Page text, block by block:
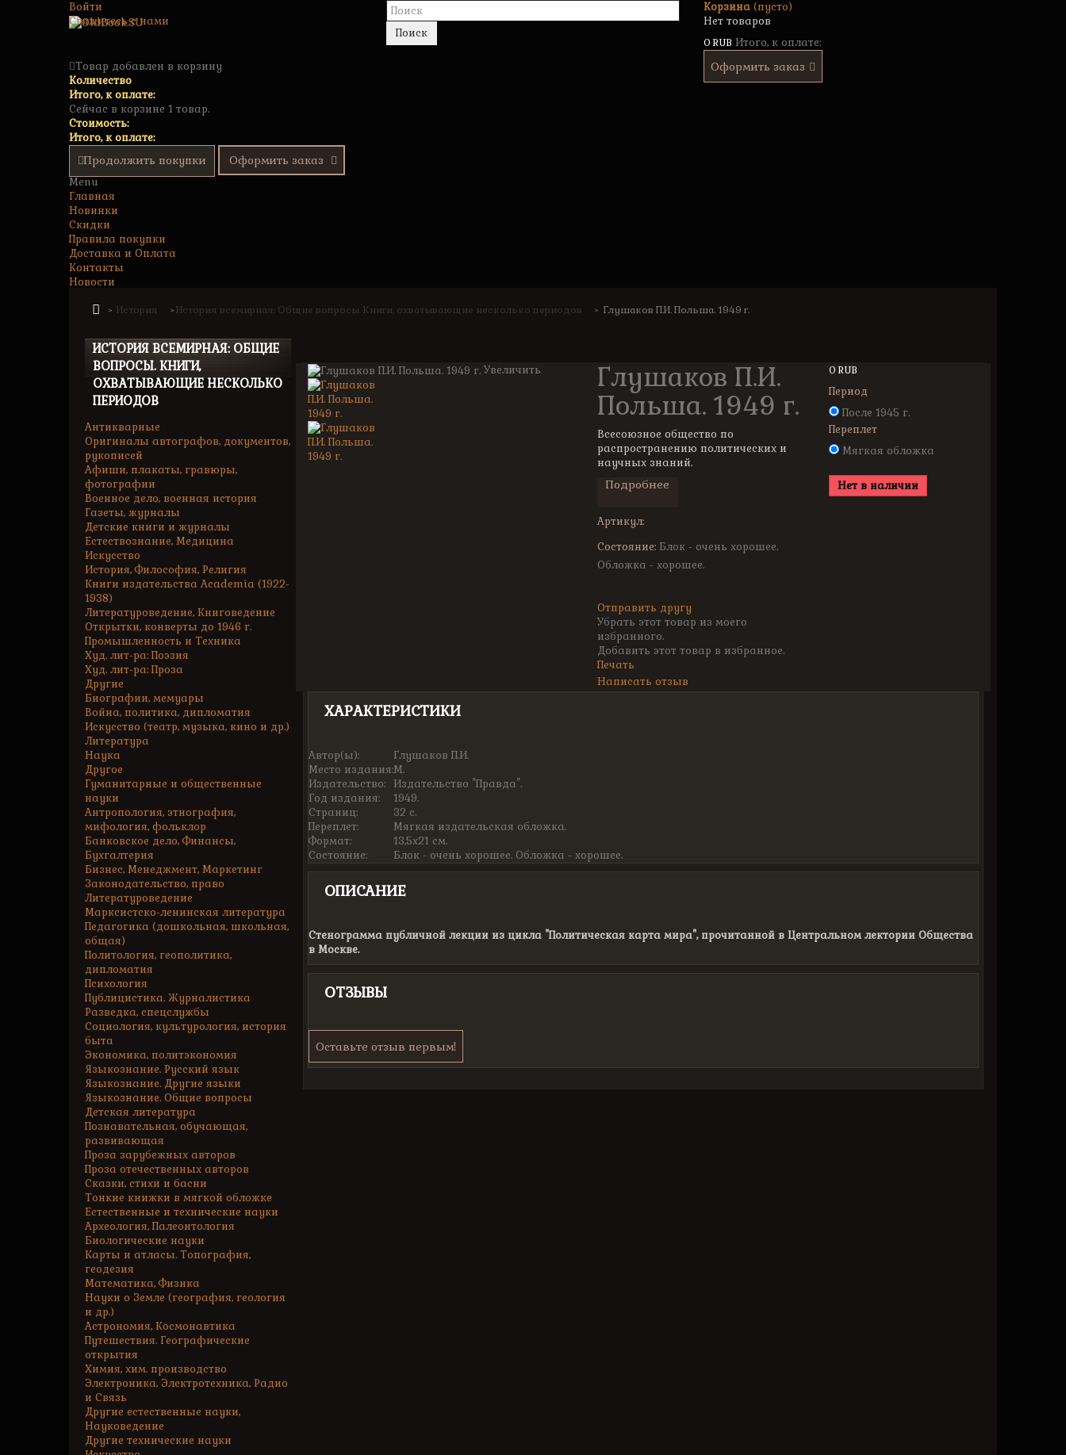
Войти
Свяжитесь с нами
Поиск
Корзина (пусто)
Нет товаров
0 RUB Итого, к оплате:
Оформить заказ
Товар добавлен в корзину
Количество
Итого, к оплате:
Сейчас в корзине 1 товар.
Стоимость:
Итого, к оплате:
Продолжить покупки Оформить заказ
Menu
Главная
Новинки
Скидки
Правила покупки
Доставка и Оплата
Контакты
Новости
> История > История всемирная: Общие вопросы. Книги, охватывающие несколько периодов > Глушаков П.И. Польша. 1949 г.
ИСТОРИЯ ВСЕМИРНАЯ: ОБЩИЕ
ВОПРОСЫ. КНИГИ,
ОХВАТЫВАЮЩИЕ НЕСКОЛЬКО
ПЕРИОДОВ
Антикварные
Оригиналы автографов, документов,
рукописей
Афиши, плакаты, гравюры,
фотографии
Военное дело, военная история
Газеты, журналы
Детские книги и журналы
Естествознание, Медицина
Искусство
История, Философия, Религия
Книги издательства Academia (1922-
1938)
Литературоведение, Книговедение
Открытки, конверты до 1946 г.
Промышленность и Техника
Худ. лит-ра: Поэзия
Худ. лит-ра: Проза
Другие
Биографии, мемуары
Война, политика, дипломатия
Искусство (театр, музыка, кино и др.)
Литература
Наука
Другое
Гуманитарные и общественные
науки
Антропология, этнография,
мифология, фольклор
Банковское дело, Финансы,
Бухгалтерия
Бизнес, Менеджмент, Маркетинг
Законодательство, право
Литературоведение
Марксистско-ленинская литература
Педагогика (дошкольная, школьная,
общая)
Политология, геополитика,
дипломатия
Психология
Публицистика. Журналистика
Разведка, спецслужбы
Социология, культурология, история
быта
Экономика, политэкономия
Языкознание. Русский язык
Языкознание. Другие языки
Языкознание. Общие вопросы
Детская литература
Познавательная, обучающая,
развивающая
Проза зарубежных авторов
Проза отечественных авторов
Сказки, стихи и басни
Тонкие книжки в мягкой обложке
Естественные и технические науки
Археология, Палеонтология
Биологические науки
Карты и атласы. Топография,
геодезия
Математика, Физика
Науки о Земле (география, геология
и др.)
Астрономия, Космонавтика
Путешествия. Географические
открытия
Химия, хим. производство
Электроника, Электротехника, Радио
и Связь
Другие естественные науки,
Науковедение
Другие технические науки
Увеличить
Глушаков П.И.
Польша. 1949 г.
Всесоюзное общество по
распространению политических и
научных знаний.
Подробнее
Артикул:
Состояние: Блок - очень хорошее.
Обложка - хорошее.
Отправить другу
Убрать этот товар из моего
избранного.
Добавить этот товар в избранное.
Печать
Написать отзыв
0 RUB
Период
После 1945 г.
Переплет
Мягкая обложка
Нет в наличии
ХАРАКТЕРИСТИКИ
Автор(ы):
Глушаков П.И.
Место издания:М.
Издательство:
Издательство "Правда".
Год издания:
1949.
Страниц:
32 с.
Переплет:
Мягкая издательская обложка.
Формат:
13,5х21 см.
Состояние:
Блок - очень хорошее. Обложка - хорошее.
ОПИСАНИЕ
Стенограмма публичной лекции из цикла "Политическая карта мира", прочитанной в Центральном лектории Общества
в Москве.
ОТЗЫВЫ
Оставьте отзыв первым!